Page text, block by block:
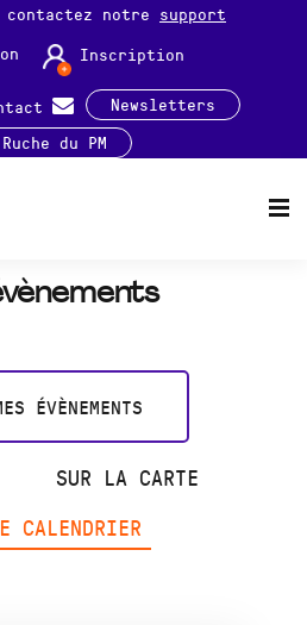
notre support
Inscription
Newsletters
du PM
ÉVÈNEMENTS
SUR LA CARTE
CALENDRIER